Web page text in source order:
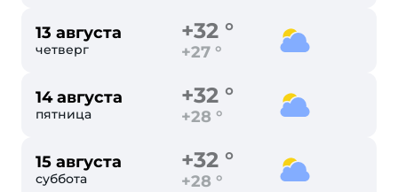
13 августа
четверг
+32 °
+27 °
14 августа
пятница
+32 °
+28 °
15 августа
суббота
+32 °
+28 °